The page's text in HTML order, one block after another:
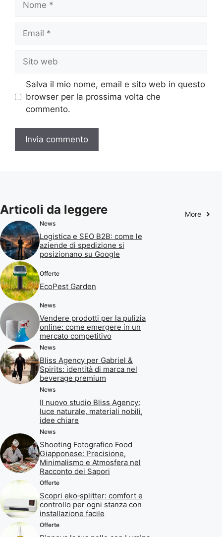
web
Salva il mio nome, email e sito web in questo
browser per la prossima volta che
commento.
Articoli da leggere More
News
Logistica e SEO B2B: come le
aziende di spedizione si
posizionano su Google
Offerte
EcoPest Garden
News
Vendere prodotti per la pulizia
online: come emergere in un
mercato competitivo
News
Bliss Agency per Gabriel &
Spirits: identità di marca nel
beverage premium
News
Il nuovo studio Bliss Agency:
luce naturale, materiali nobili,
idee chiare
News
Shooting Fotografico Food
Giapponese: Precisione,
Minimalismo e Atmosfera nel
Racconto dei Sapori
Offerte
Scopri eko‑splitter: comfort e
controllo per ogni stanza con
installazione facile
Offerte